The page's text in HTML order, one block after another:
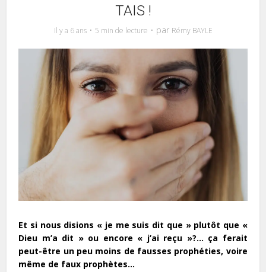
TAIS !
Il y a 6 ans 5 min de lecture par Rémy BAYLE
Et si nous disions « je me suis dit que » plutôt que «
Dieu m’a dit » ou encore « j’ai reçu »?… ça ferait
peut-être un peu moins de fausses prophéties, voire
même de faux prophètes…